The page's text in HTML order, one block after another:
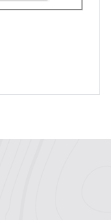
dat u een mens